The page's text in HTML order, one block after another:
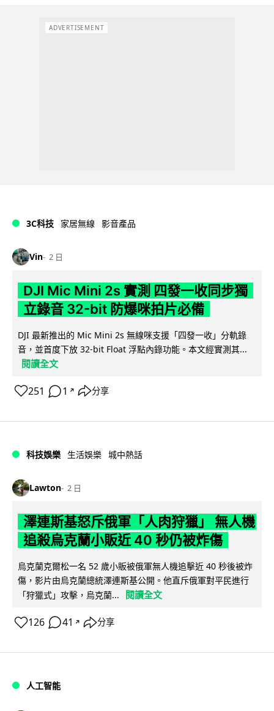
ADVERTISEMENT
3C科技 家居無線 影音產品
Vin 2 日
DJI Mic Mini 2s 實測 四發一收同步獨
立錄音 32-bit 防爆咪拍片必備
DJI 最新推出的 Mic Mini 2s 無線咪支援「四發一收」分軌錄
音，並首度下放 32-bit Float 浮點內錄功能。本文經實測其...
閱讀全文
251 1 ↗ 分享
科技娛樂 生活娛樂 城中熱話
Lawton 2 日
澤連斯基怒斥俄軍「人肉狩獵」 無人機
追殺烏克蘭小販近 40 秒仍被炸傷
烏克蘭克爾松一名 52 歲小販被俄軍無人機追擊近 40 秒後被炸
傷，影片由烏克蘭總統澤連斯基公開。他直斥俄軍對平民進行
「狩獵式」攻擊，烏克蘭...
閱讀全文
126 41 ↗ 分享
人工智能